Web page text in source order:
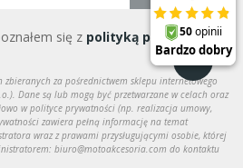
się z polityką prywatności
za pośrednictwem sklepu internetowego
Dane są lub mogą być przetwarzane w celach oraz
w polityce prywatności (np. realizacja umowy,
zawiera pełną informację na temat
wraz z prawami przysługującymi osobie, której
biuro@motoakcesoria.com do kontaktu